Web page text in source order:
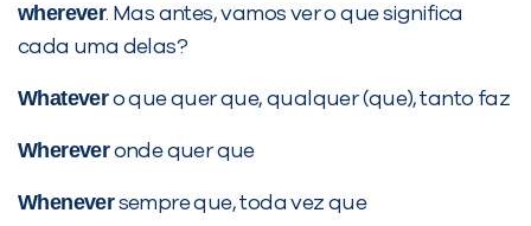
wherever. Mas antes, vamos ver o que significa
cada uma delas?
Whatevero que quer que, qualquer (que), tanto faz
Whereveronde quer que
Wheneversempre que, toda vez que
Não encontramos nenhuma unidade
você digitou.